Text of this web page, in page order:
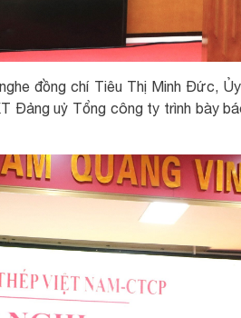
đồng chí Tiêu Thị Minh Đức,
Đảng uỷ Tổng công ty trình bày